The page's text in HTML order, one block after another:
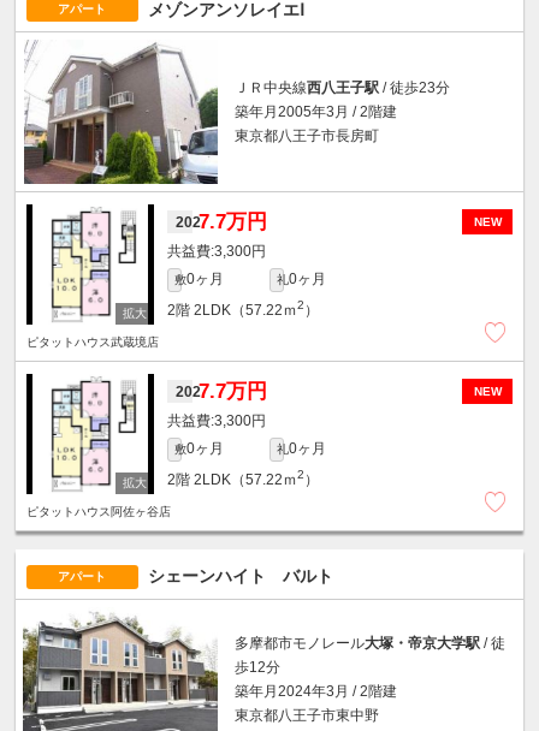
アパート メゾンアンソレイエⅠ
ＪＲ中央線西八王子駅 / 徒歩23分
築年月2005年3月 / 2階建
東京都八王子市長房町
NEW
2027.7万円
3,300円
敷0ヶ月 礼0ヶ月
2階 2LDK（57.22ｍ2 ）
ピタットハウス武蔵境店
NEW
2027.7万円
3,300円
敷0ヶ月 礼0ヶ月
2階 2LDK（57.22ｍ2 ）
ピタットハウス阿佐ヶ谷店
アパート シェーンハイト バルト
多摩都市モノレール大塚・帝京大学駅 / 徒
歩12分
築年月2024年3月 / 2階建
東京都八王子市東中野